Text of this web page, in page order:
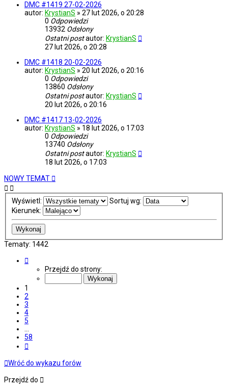
DMC #1419 27-02-2026
autor: KrystianS » 27 lut 2026, o 20:28
0 Odpowiedzi
13932 Odsłony
Ostatni postautor: KrystianS
27 lut 2026, o 20:28
DMC #1418 20-02-2026
autor: KrystianS » 20 lut 2026, o 20:16
0 Odpowiedzi
13860 Odsłony
Ostatni postautor: KrystianS
20 lut 2026, o 20:16
DMC #1417 13-02-2026
autor: KrystianS » 18 lut 2026, o 17:03
0 Odpowiedzi
13740 Odsłony
Ostatni postautor: KrystianS
18 lut 2026, o 17:03
NOWY TEMAT
Wyświetl:
Sortuj wg:
Kierunek:
Tematy: 1442
Przejdź do strony:
1
2
3
4
5
58
Wróć do wykazu forów
Przejdź do